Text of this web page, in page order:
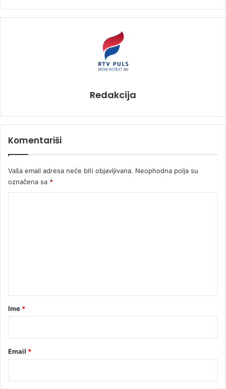
Redakcija
Komentariši
Vaša email adresa neće biti objavljivana. Neophodna polja su
označena sa *
rIme *
Email *